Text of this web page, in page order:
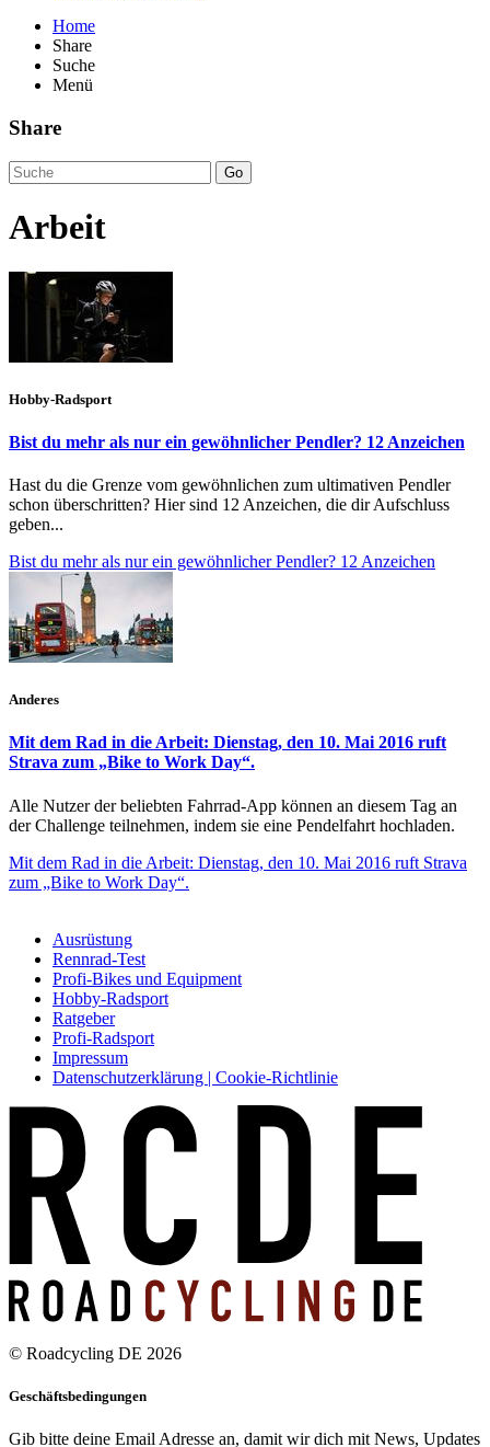
Home
Share
Suche
Menü
Share
Go
Arbeit
Hobby-Radsport
Bist du mehr als nur ein gewöhnlicher Pendler? 12 Anzeichen
Hast du die Grenze vom gewöhnlichen zum ultimativen Pendler
schon überschritten? Hier sind 12 Anzeichen, die dir Aufschluss
geben...
Bist du mehr als nur ein gewöhnlicher Pendler? 12 Anzeichen
Anderes
Mit dem Rad in die Arbeit: Dienstag, den 10. Mai 2016 ruft
Strava zum „Bike to Work Day“.
Alle Nutzer der beliebten Fahrrad-App können an diesem Tag an
der Challenge teilnehmen, indem sie eine Pendelfahrt hochladen.
Mit dem Rad in die Arbeit: Dienstag, den 10. Mai 2016 ruft Strava
zum „Bike to Work Day“.
Ausrüstung
Rennrad-Test
Profi-Bikes und Equipment
Hobby-Radsport
Ratgeber
Profi-Radsport
Impressum
Datenschutzerklärung | Cookie-Richtlinie
© Roadcycling DE 2026
Geschäftsbedingungen
Gib bitte deine Email Adresse an, damit wir dich mit News, Updates